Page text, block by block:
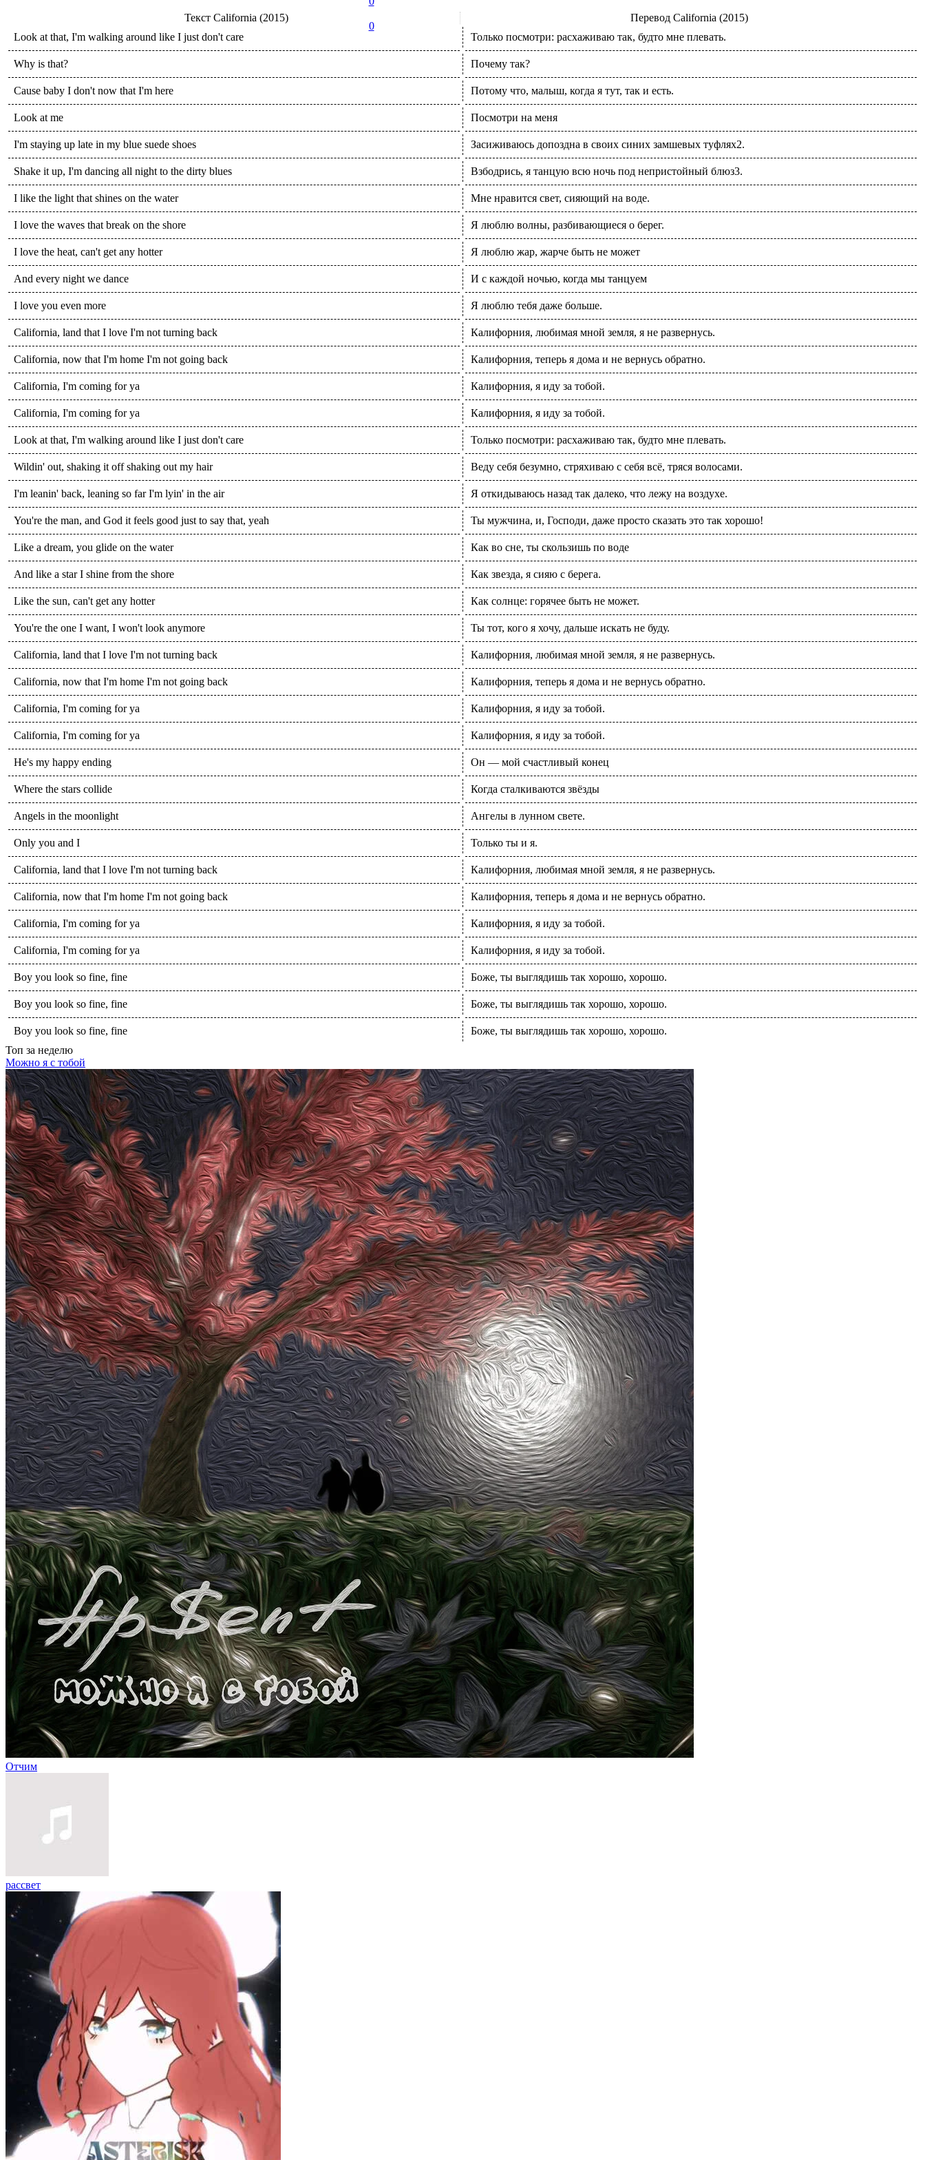
0
ТекстCalifornia (2015) ПереводCalifornia (2015)
Look at that, I'm walking around like I just don't care
Why is that?
Cause baby I don't now that I'm here
Look at me
I'm staying up late in my blue suede shoes
Shake it up, I'm dancing all night to the dirty blues
I like the light that shines on the water
I love the waves that break on the shore
I love the heat, can't get any hotter
And every night we dance
I love you even more
California, land that I love I'm not turning back
California, now that I'm home I'm not going back
California, I'm coming for ya
California, I'm coming for ya
Look at that, I'm walking around like I just don't care
Wildin' out, shaking it off shaking out my hair
I'm leanin' back, leaning so far I'm lyin' in the air
You're the man, and God it feels good just to say that, yeah
Like a dream, you glide on the water
And like a star I shine from the shore
Like the sun, can't get any hotter
You're the one I want, I won't look anymore
California, land that I love I'm not turning back
California, now that I'm home I'm not going back
California, I'm coming for ya
California, I'm coming for ya
He's my happy ending
Where the stars collide
Angels in the moonlight
Only you and I
California, land that I love I'm not turning back
California, now that I'm home I'm not going back
California, I'm coming for ya
California, I'm coming for ya
Boy you look so fine, fine
Boy you look so fine, fine
Boy you look so fine, fine
Только посмотри: расхаживаю так, будто мне плевать.
Почему так?
Потому что, малыш, когда я тут, так и есть.
Посмотри на меня
Засиживаюсь допоздна в своих синих замшевых туфлях2.
Взбодрись, я танцую всю ночь под непристойный блюз3.
Мне нравится свет, сияющий на воде.
Я люблю волны, разбивающиеся о берег.
Я люблю жар, жарче быть не может
И с каждой ночью, когда мы танцуем
Я люблю тебя даже больше.
Калифорния, любимая мной земля, я не развернусь.
Калифорния, теперь я дома и не вернусь обратно.
Калифорния, я иду за тобой.
Калифорния, я иду за тобой.
Только посмотри: расхаживаю так, будто мне плевать.
Веду себя безумно, стряхиваю с себя всё, тряся волосами.
Я откидываюсь назад так далеко, что лежу на воздухе.
Ты мужчина, и, Господи, даже просто сказать это так хорошо!
Как во сне, ты скользишь по воде
Как звезда, я сияю с берега.
Как солнце: горячее быть не может.
Ты тот, кого я хочу, дальше искать не буду.
Калифорния, любимая мной земля, я не развернусь.
Калифорния, теперь я дома и не вернусь обратно.
Калифорния, я иду за тобой.
Калифорния, я иду за тобой.
Он — мой счастливый конец
Когда сталкиваются звёзды
Ангелы в лунном свете.
Только ты и я.
Калифорния, любимая мной земля, я не развернусь.
Калифорния, теперь я дома и не вернусь обратно.
Калифорния, я иду за тобой.
Калифорния, я иду за тобой.
Боже, ты выглядишь так хорошо, хорошо.
Боже, ты выглядишь так хорошо, хорошо.
Боже, ты выглядишь так хорошо, хорошо.
Топ за неделю
Можно я с тобой
Отчим
рассвет